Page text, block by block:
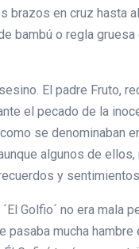
brazos en cruz hasta
bambú o regla
El padre Fruto,
el pecado de la
se denominaban
algunos de
y
Golfio´ no era mala
mucha hambre